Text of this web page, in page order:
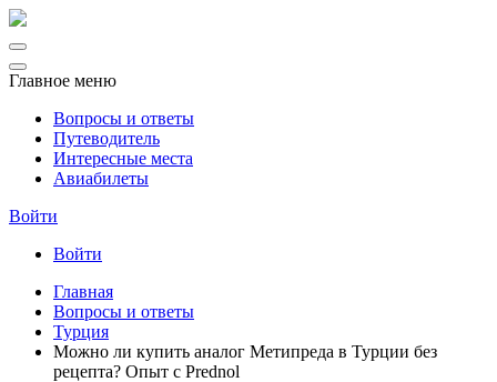
Главное меню
Вопросы и ответы
Путеводитель
Интересные места
Авиабилеты
Войти
Войти
Главная
Вопросы и ответы
Турция
Можно ли купить аналог Метипреда в Турции без
рецепта? Опыт с Prednol